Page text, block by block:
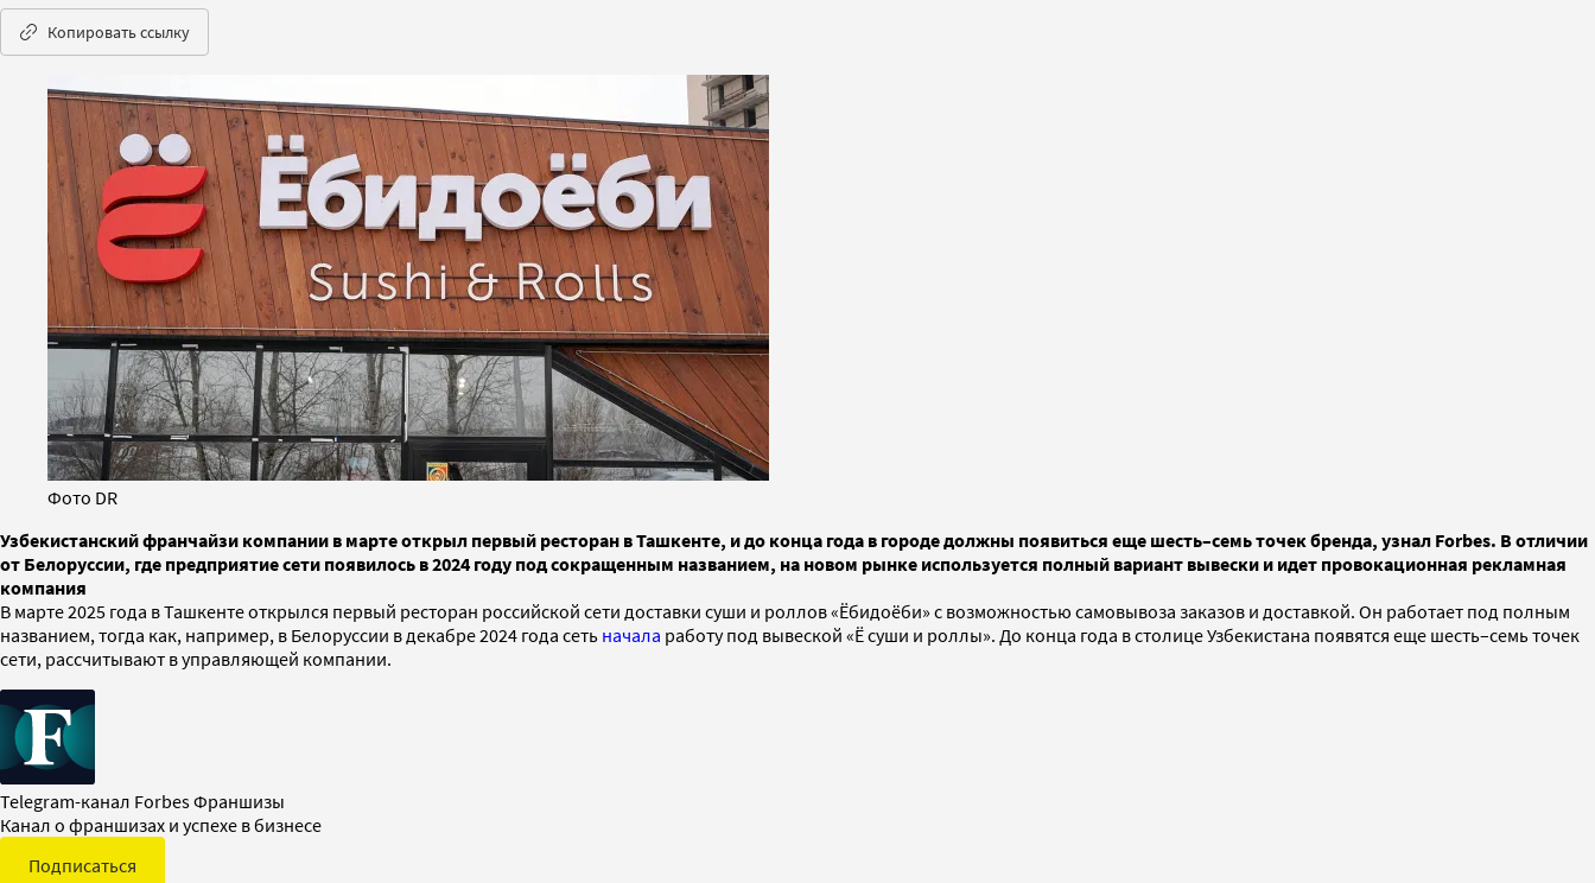
Копировать ссылку
Фото DR
Узбекистанский франчайзи компании в марте открыл первый ресторан в Ташкенте, и до конца года в городе должны появиться еще шесть–семь точек бренда, узнал Forbes. В отличии
от Белоруссии, где предприятие сети появилось в 2024 году под сокращенным названием, на новом рынке используется полный вариант вывески и идет провокационная рекламная
компания
В марте 2025 года в Ташкенте открылся первый ресторан российской сети доставки суши и роллов «Ёбидоёби» с возможностью самовывоза заказов и доставкой. Он работает под полным
названием, тогда как, например, в Белоруссии в декабре 2024 года сеть начала работу под вывеской «Ё суши и роллы». До конца года в столице Узбекистана появятся еще шесть–семь точек
сети, рассчитывают в управляющей компании.
Telegram-канал Forbes Франшизы
Канал о франшизах и успехе в бизнесе
Подписаться